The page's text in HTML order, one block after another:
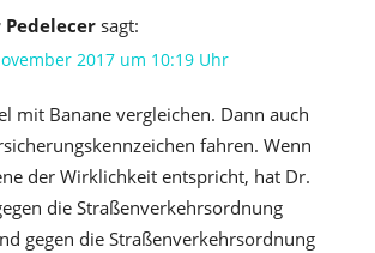
Pedelecer sagt:
2017 um 10:19 Uhr
mit Banane vergleichen. Dann auch
fahren. Wenn
der Wirklichkeit entspricht, hat Dr.
die Straßenverkehrsordnung
gegen die Straßenverkehrsordnung